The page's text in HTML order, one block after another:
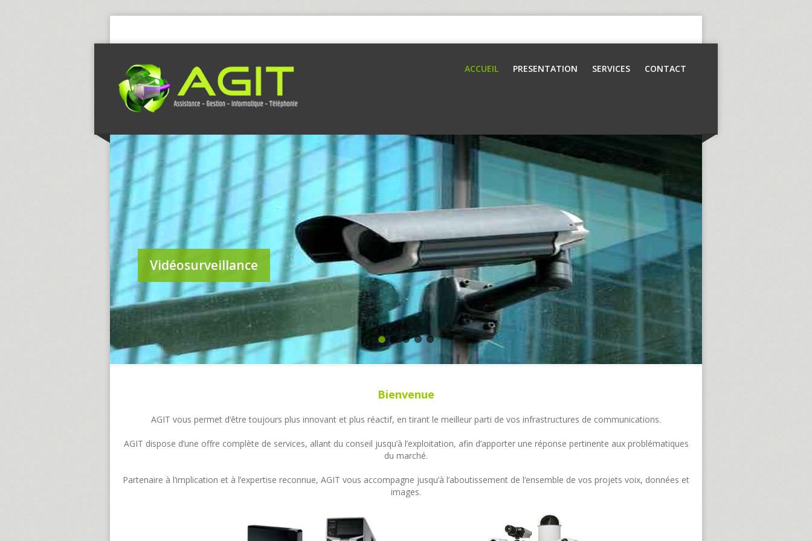
ACCUEIL PRESENTATION SERVICES CONTACT
Vidéosurveillance
Bienvenue
AGIT vous permet d’être toujours plus innovant et plus réactif, en tirant le meilleur parti de vos infrastructures de communications.
AGIT dispose d’une offre complète de services, allant du conseil jusqu’à l’exploitation, afin d’apporter une réponse pertinente aux problématiques
du marché.
Partenaire à l’implication et à l’expertise reconnue, AGIT vous accompagne jusqu’à l’aboutissement de l’ensemble de vos projets voix, données et
images.